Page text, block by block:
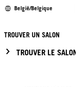
België/Belgique
TROUVER UN SALON
TROUVER LE